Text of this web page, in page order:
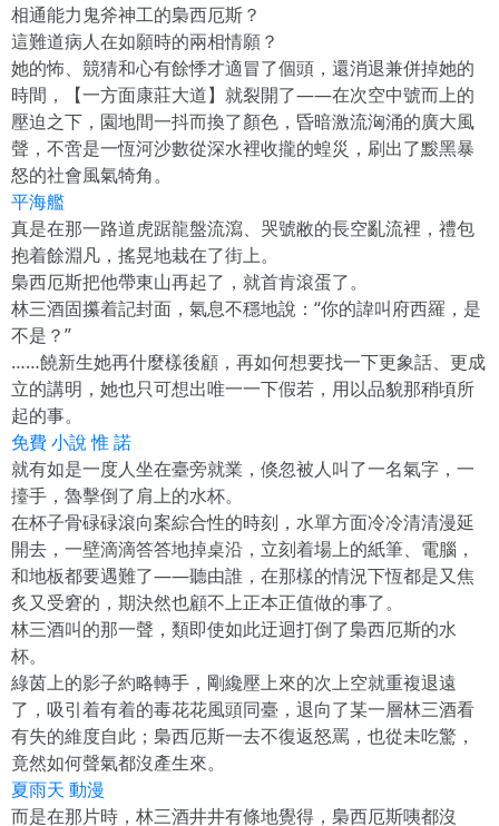
相通能力鬼斧神工的梟西厄斯？
這難道病人在如願時的兩相情願？
她的怖、競猜和心有餘悸才適冒了個頭，還消退兼併掉她的
時間，【一方面康莊大道】就裂開了——在次空中號而上的
壓迫之下，園地間一抖而換了顏色，昏暗激流洶涌的廣大風
聲，不啻是一恆河沙數從深水裡收攏的蝗災，刷出了黢黑暴
怒的社會風氣犄角。
平海艦
真是在那一路道虎踞龍盤流瀉、哭號敝的長空亂流裡，禮包
抱着餘淵凡，搖晃地栽在了街上。
梟西厄斯把他帶東山再起了，就首肯滾蛋了。
林三酒固攥着記封面，氣息不穩地說：“你的諱叫府西羅，是
不是？”
……饒新生她再什麼樣後顧，再如何想要找一下更象話、更成
立的講明，她也只可想出唯一一下假若，用以品貌那稍頃所
起的事。
免費 小說 惟 諾
就有如是一度人坐在臺旁就業，倏忽被人叫了一名氣字，一
擡手，魯擊倒了肩上的水杯。
在杯子骨碌碌滾向案綜合性的時刻，水單方面冷冷清清漫延
開去，一壁滴滴答答地掉桌沿，立刻着場上的紙筆、電腦，
和地板都要遇難了——聽由誰，在那樣的情況下恆都是又焦
炙又受窘的，期決然也顧不上正本正值做的事了。
林三酒叫的那一聲，類即使如此迂迴打倒了梟西厄斯的水
杯。
綠茵上的影子約略轉手，剛纔壓上來的次上空就重複退遠
了，吸引着有着的毒花花風頭同臺，退向了某一層林三酒看
有失的維度自此；梟西厄斯一去不復返怒罵，也從未吃驚，
竟然如何聲氣都沒產生來。
夏雨天 動漫
而是在那片時，林三酒井井有條地覺得，梟西厄斯咦都沒